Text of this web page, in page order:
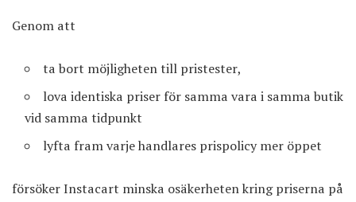
Genom att
ta bort möjligheten till pristester,
lova identiska priser för samma vara i samma butik
vid samma tidpunkt
lyfta fram varje handlares prispolicy mer öppet
försöker Instacart minska osäkerheten kring priserna på